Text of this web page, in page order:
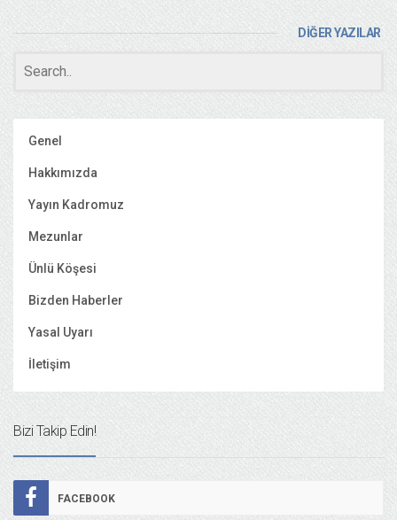
DİĞER YAZILAR
Genel
Hakkımızda
Yayın Kadromuz
Mezunlar
Ünlü Köşesi
Bizden Haberler
Yasal Uyarı
İletişim
Bizi Takip Edin!
FACEBOOK